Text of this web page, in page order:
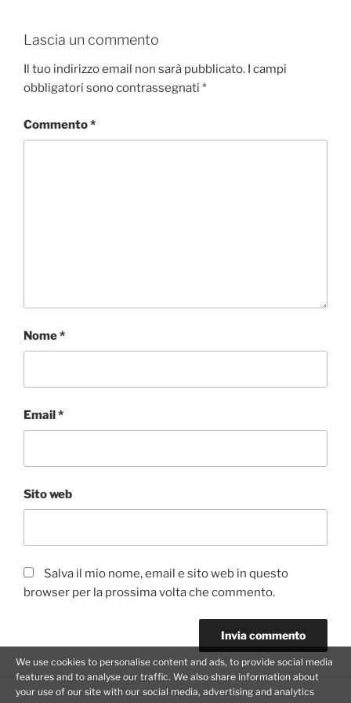
Lascia un commento
Il tuo indirizzo email non sarà pubblicato. I campi
obbligatori sono contrassegnati *
Commento*
Nome*
Email*
Sito web
Salva il mio nome, email e sito web in questo
browser per la prossima volta che commento.
We use cookies to personalise content and ads, to provide social media
features and to analyse our traffic. We also share information about
your use of our site with our social media, advertising and analytics